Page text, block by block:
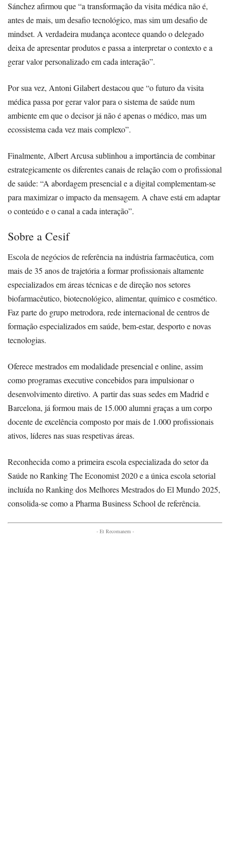
Sánchez afirmou que “a transformação da visita médica não é,
antes de mais, um desafio tecnológico, mas sim um desafio de
mindset. A verdadeira mudança acontece quando o delegado
deixa de apresentar produtos e passa a interpretar o contexto e a
gerar valor personalizado em cada interação”.
Por sua vez, Antoni Gilabert destacou que “o futuro da visita
médica passa por gerar valor para o sistema de saúde num
ambiente em que o decisor já não é apenas o médico, mas um
ecossistema cada vez mais complexo”.
Finalmente, Albert Arcusa sublinhou a importância de combinar
estrategicamente os diferentes canais de relação com o profissional
de saúde: “A abordagem presencial e a digital complementam-se
para maximizar o impacto da mensagem. A chave está em adaptar
o conteúdo e o canal a cada interação”.
Sobre a Cesif
Escola de negócios de referência na indústria farmacêutica, com
mais de 35 anos de trajetória a formar profissionais altamente
especializados em áreas técnicas e de direção nos setores
biofarmacêutico, biotecnológico, alimentar, químico e cosmético.
Faz parte do grupo metrodora, rede internacional de centros de
formação especializados em saúde, bem-estar, desporto e novas
tecnologias.
Oferece mestrados em modalidade presencial e online, assim
como programas executive concebidos para impulsionar o
desenvolvimento diretivo. A partir das suas sedes em Madrid e
Barcelona, já formou mais de 15.000 alumni graças a um corpo
docente de excelência composto por mais de 1.000 profissionais
ativos, líderes nas suas respetivas áreas.
Reconhecida como a primeira escola especializada do setor da
Saúde no Ranking The Economist 2020 e a única escola setorial
incluída no Ranking dos Melhores Mestrados do El Mundo 2025,
consolida-se como a Pharma Business School de referência.
- Et Recomanem -